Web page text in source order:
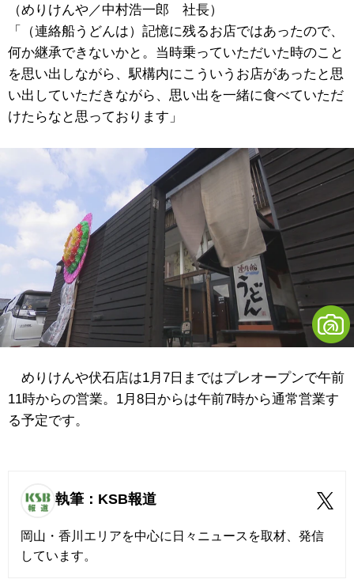
（めりけんや／中村浩一郎 社長）
「（連絡船うどんは）記憶に残るお店ではあったので、
何か継承できないかと。当時乗っていただいた時のこと
を思い出しながら、駅構内にこういうお店があったと思
い出していただきながら、思い出を一緒に食べていただ
けたらなと思っております」
めりけんや伏石店は1月7日まではプレオープンで午前
11時からの営業。1月8日からは午前7時から通常営業す
る予定です。
執筆：KSB報道
岡山・香川エリアを中心に日々ニュースを取材、発信
しています。